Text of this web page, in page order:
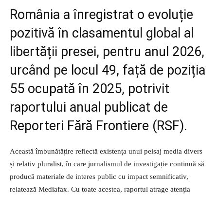
România a înregistrat o evoluție
pozitivă în clasamentul global al
libertății presei, pentru anul 2026,
urcând pe locul 49, față de poziția
55 ocupată în 2025, potrivit
raportului anual publicat de
Reporteri Fără Frontiere (RSF).
Această îmbunătățire reflectă existența unui peisaj media divers
și relativ pluralist, în care jurnalismul de investigație continuă să
producă materiale de interes public cu impact semnificativ,
relatează Mediafax. Cu toate acestea, raportul atrage atenția